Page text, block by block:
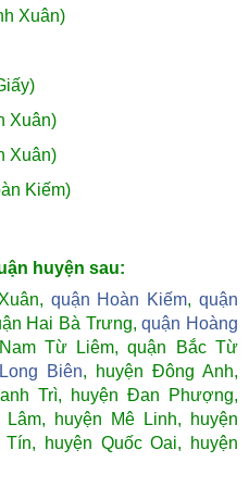
Xuân)
Xuân)
Xuân)
Kiếm)
huyện sau:
quận Hoàn Kiếm,quận
Hai Bà Trưng,quận Hoàng
Từ Liêm, quận Bắc Từ
Biên, huyện Đông Anh,
Trì, huyện Đan Phượng,
huyện Mê Linh, huyện
huyện Quốc Oai, huyện